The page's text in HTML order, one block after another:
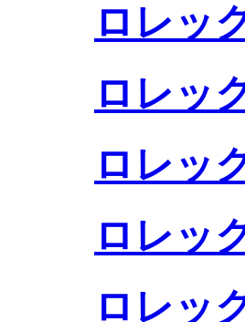
ロレッ
ロレッ
ロレッ
ロレッ
ロレッ